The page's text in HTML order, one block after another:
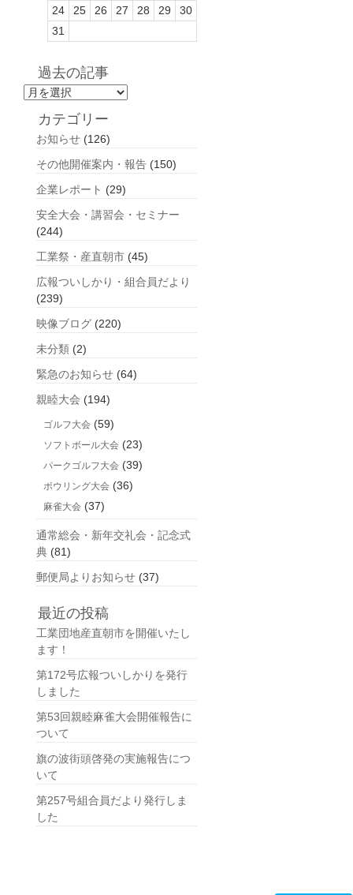
24
25 26 27 28 29
30
31
過去の記事
過
カテゴリー
お知らせ (126)
その他開催案内・報告 (150)
企業レポート (29)
安全大会・講習会・セミナー
(244)
工業祭・産直朝市 (45)
広報ついしかり・組合員だより
(239)
映像ブログ (220)
未分類 (2)
緊急のお知らせ (64)
親睦大会 (194)
ゴルフ大会 (59)
ソフトボール大会 (23)
パークゴルフ大会 (39)
ボウリング大会 (36)
麻雀大会 (37)
通常総会・新年交礼会・記念式
典 (81)
郵便局よりお知らせ (37)
最近の投稿
工業団地産直朝市を開催いたし
ます！
第172号広報ついしかりを発行
しました
第53回親睦麻雀大会開催報告に
ついて
旗の波街頭啓発の実施報告につ
いて
第257号組合員だより発行しま
した